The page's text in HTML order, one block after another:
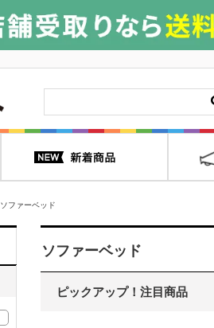
ソファーベッド
ソファーベッド
ピックアップ！注目商品